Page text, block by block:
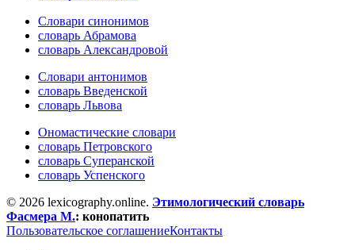
Словари синонимов
словарь Абрамова
словарь Александровой
Словари антонимов
словарь Введенской
словарь Львова
Ономастические словари
словарь Петровского
словарь Суперанской
словарь Успенского
© 2026 lexicography.online. Этимологический словарь
Фасмера М.: конопатить
Пользовательское соглашениеКонтакты